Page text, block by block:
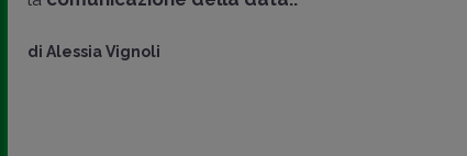
di Alessia Vignoli